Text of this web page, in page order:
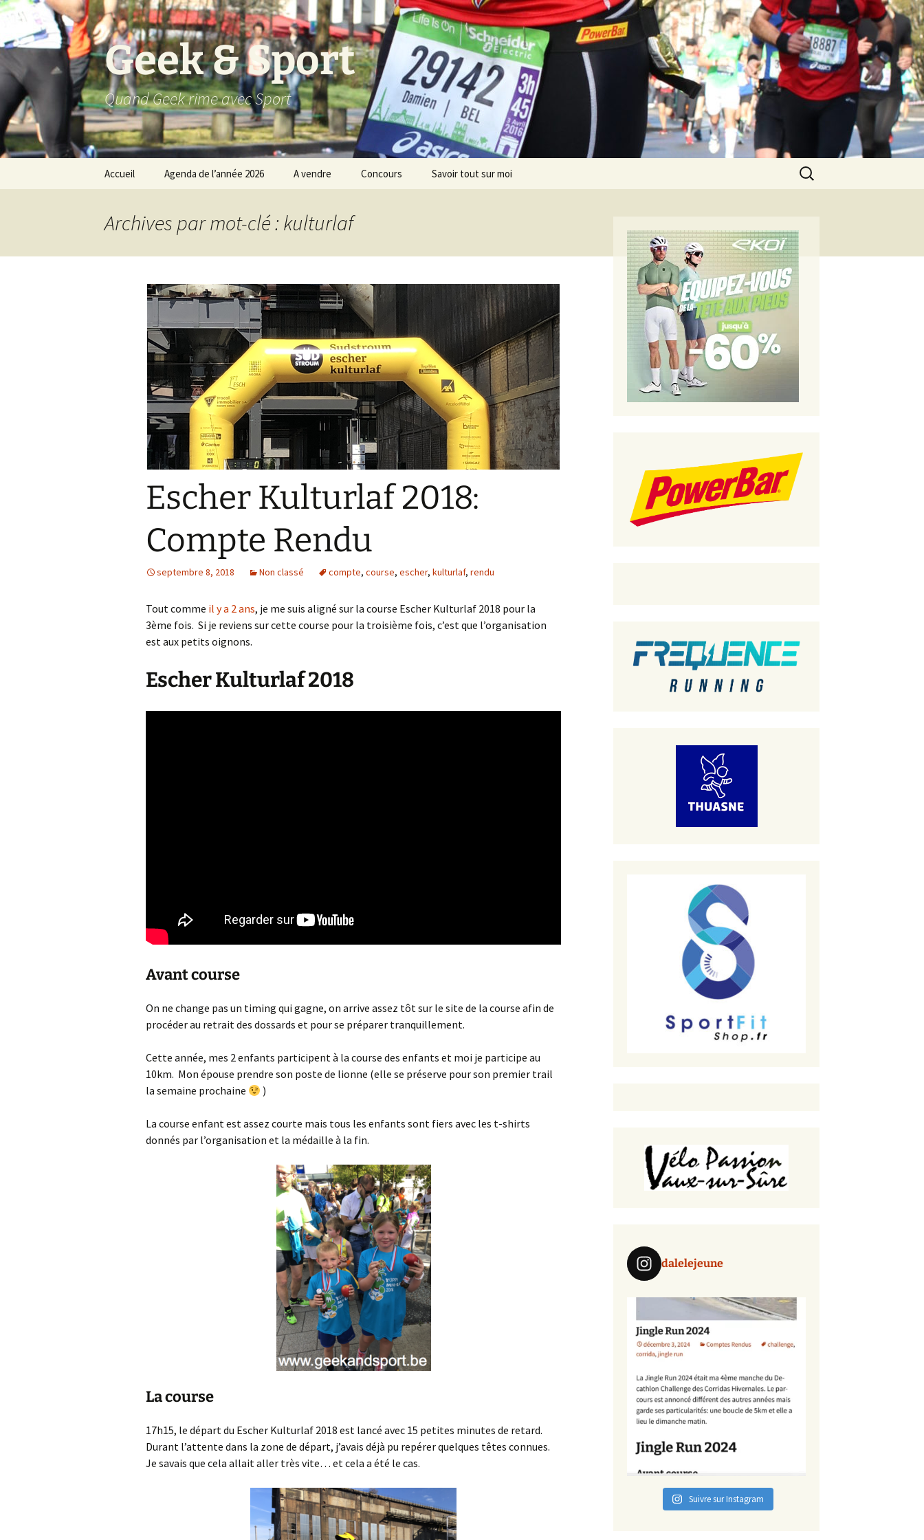
Aller
contenu
Geek & Sport
Quand Geek rime avec Sport
Accueil Agenda de l’année 2026
Résultats 2024
Résultats 2022
Résultats 2021
Résultats 2020
Résultats 2019
Résultats 2018
Résultats 2017
Résultats 2015
Résultats 2016
Comptes Rendus
A vendre Concours Savoir tout sur moi
Rechercher :
Archives par mot-clé : kulturlaf
Escher Kulturlaf 2018:
Compte Rendu
septembre 8, 2018 Non classé compte, course, escher, kulturlaf, rendu
Tout comme il y a 2 ans, je me suis aligné sur la course Escher Kulturlaf 2018 pour la
3ème fois. Si je reviens sur cette course pour la troisième fois, c’est que l’organisation
est aux petits oignons.
Escher Kulturlaf 2018
Avant course
On ne change pas un timing qui gagne, on arrive assez tôt sur le site de la course afin de
procéder au retrait des dossards et pour se préparer tranquillement.
Cette année, mes 2 enfants participent à la course des enfants et moi je participe au
10km. Mon épouse prendre son poste de lionne (elle se préserve pour son premier trail
la semaine prochaine
)
La course enfant est assez courte mais tous les enfants sont fiers avec les t-shirts
donnés par l’organisation et la médaille à la fin.
La course
17h15, le départ du Escher Kulturlaf 2018 est lancé avec 15 petites minutes de retard.
Durant l’attente dans la zone de départ, j’avais déjà pu repérer quelques têtes connues.
Je savais que cela allait aller très vite… et cela a été le cas.
dalelejeune
Suivre sur Instagram